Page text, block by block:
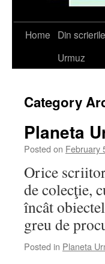
Skip
Home
Din
Urmuz
Category
Planeta
Posted on February
Orice
de colecţie,
încât
greu de
Posted in Planeta